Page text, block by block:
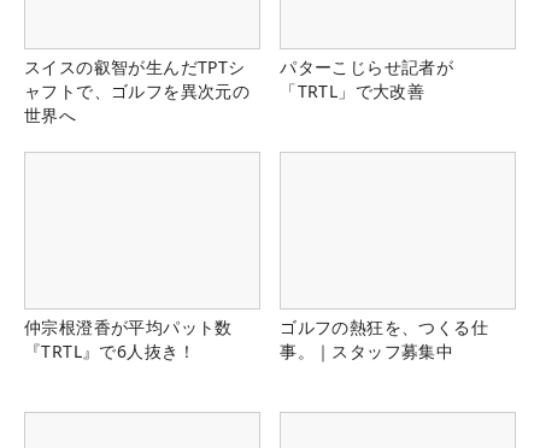
スイスの叡智が生んだTPTシ
ャフトで、ゴルフを異次元の
世界へ
パターこじらせ記者が
「TRTL」で大改善
仲宗根澄香が平均パット数
『TRTL』で6人抜き！
ゴルフの熱狂を、つくる仕
事。｜スタッフ募集中